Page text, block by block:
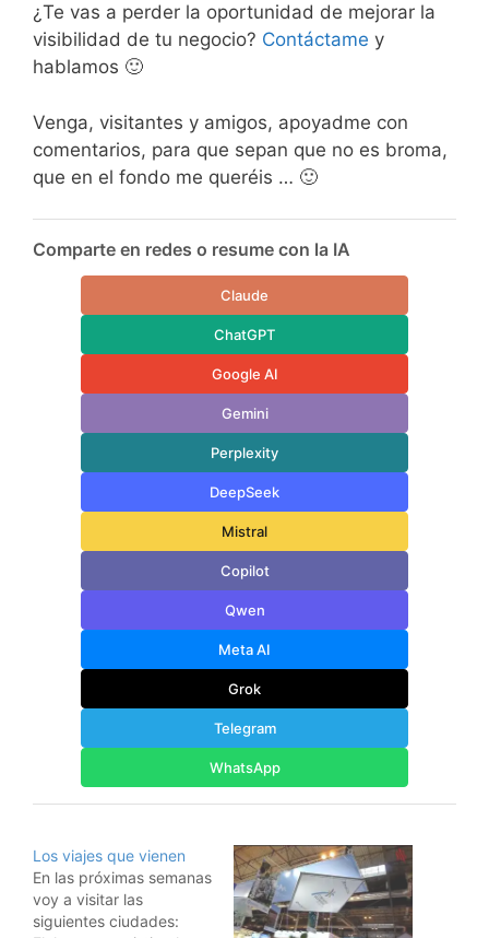
¿Te vas a perder la oportunidad de mejorar la
visibilidad de tu negocio? Contáctame y
hablamos 🙂
Venga, visitantes y amigos, apoyadme con
comentarios, para que sepan que no es broma,
que en el fondo me queréis … 🙂
Comparte en redes o resume con la IA
Claude
ChatGPT
Google AI
Gemini
Perplexity
DeepSeek
Mistral
Copilot
Qwen
Meta AI
Grok
Telegram
WhatsApp
Los viajes que vienen
En las próximas semanas
voy a visitar las
siguientes ciudades: